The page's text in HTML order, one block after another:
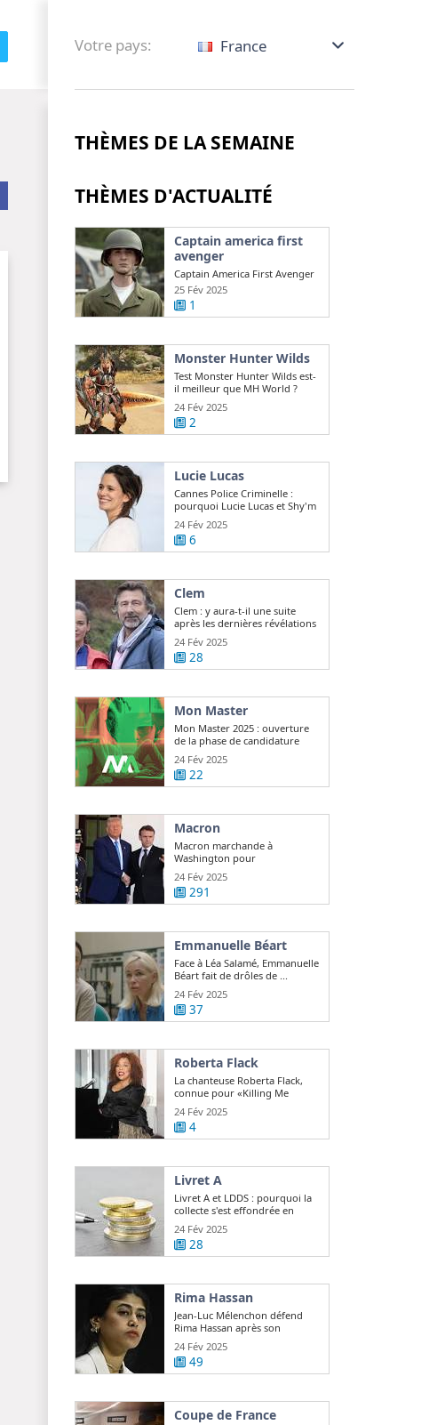
Votre pays: France
THÈMES DE LA SEMAINE
THÈMES D'ACTUALITÉ
Captain america first
avenger
Captain America First Avenger
: qui joue la version maigre de
Chris ...
25 Fév 2025
1
Monster Hunter Wilds
Test Monster Hunter Wilds est-
il meilleur que MH World ?
24 Fév 2025
2
Lucie Lucas
Cannes Police Criminelle :
pourquoi Lucie Lucas et Shy'm
sont ...
24 Fév 2025
6
Clem
Clem : y aura-t-il une suite
après les dernières révélations
? Lucie ...
24 Fév 2025
28
Mon Master
Mon Master 2025 : ouverture
de la phase de candidature
24 Fév 2025
22
Macron
Macron marchande à
Washington pour
repositionner l'Europe sur le ...
24 Fév 2025
291
Emmanuelle Béart
Face à Léa Salamé, Emmanuelle
Béart fait de drôles de ...
24 Fév 2025
37
Roberta Flack
La chanteuse Roberta Flack,
connue pour «Killing Me
Softly», est ...
24 Fév 2025
4
Livret A
Livret A et LDDS : pourquoi la
collecte s'est effondrée en
janvier ?
24 Fév 2025
28
Rima Hassan
Jean-Luc Mélenchon défend
Rima Hassan après son
expulsion d ...
24 Fév 2025
49
Coupe de France